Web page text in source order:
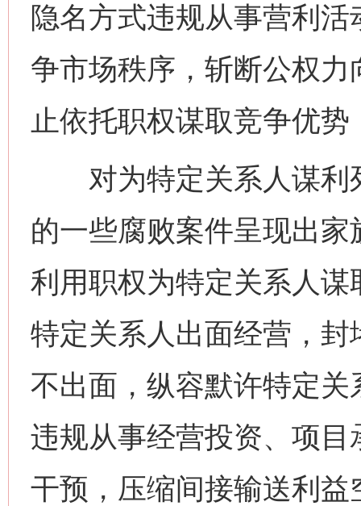
隐名方式违规从事营利
争市场秩序，斩断公权
止依托职权谋取竞争优
对为特定关系人谋利
的一些腐败案件呈现出
利用职权为特定关系人
特定关系人出面经营，
不出面，纵容默许特定
违规从事经营投资、项目
干预，压缩间接输送利